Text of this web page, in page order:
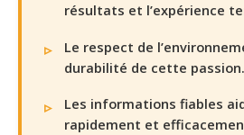
résultats et l’expérience
Le respect de
durabilité de cette passion.
Les informations fiables
rapidement et